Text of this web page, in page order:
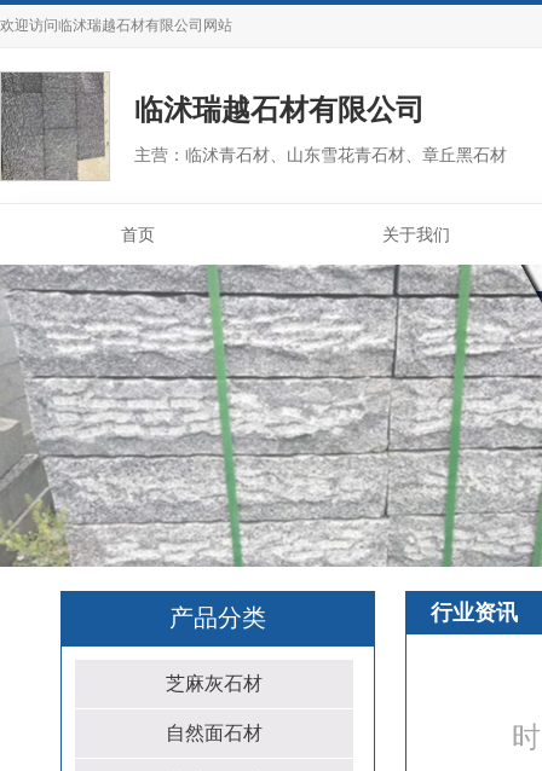
欢迎访问临沭瑞越石材有限公司 网站
临沭瑞越石材有限公司
主营：临沭青石材、山东雪花青石材、章丘黑石材
首页 关于我们
产品分类
芝麻灰石材
自然面石材
行业资讯